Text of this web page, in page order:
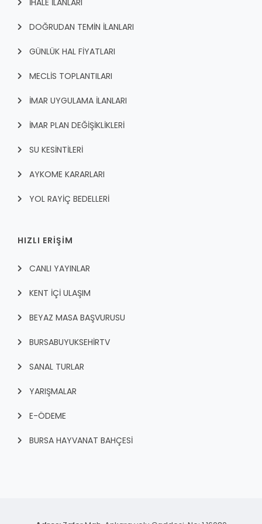
İHALE İLANLARI
DOĞRUDAN TEMİN İLANLARI
GÜNLÜK HAL FİYATLARI
MECLİS TOPLANTILARI
İMAR UYGULAMA İLANLARI
İMAR PLAN DEĞİŞİKLİKLERİ
SU KESİNTİLERİ
AYKOME KARARLARI
YOL RAYİÇ BEDELLERİ
HIZLI ERİŞİM
CANLI YAYINLAR
KENT İÇI ULAŞIM
BEYAZ MASA BAŞVURUSU
BURSABUYUKSEHIRTV
SANAL TURLAR
YARIŞMALAR
E-ÖDEME
BURSA HAYVANAT BAHÇESİ